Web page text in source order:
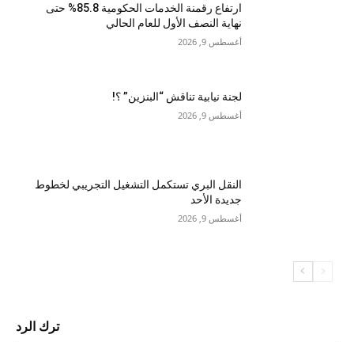
ارتفاع رقمنة الخدمات الحكومية 85.8% حتى
نهاية النصف الأول للعام الحالي
أغسطس 9, 2026
لجنة نيابية تناقش “البنزين” ؟!
أغسطس 9, 2026
النقل البري تستكمل التشغيل التجريبي لخطوط
جديدة الأحد
أغسطس 9, 2026
ترك الرد